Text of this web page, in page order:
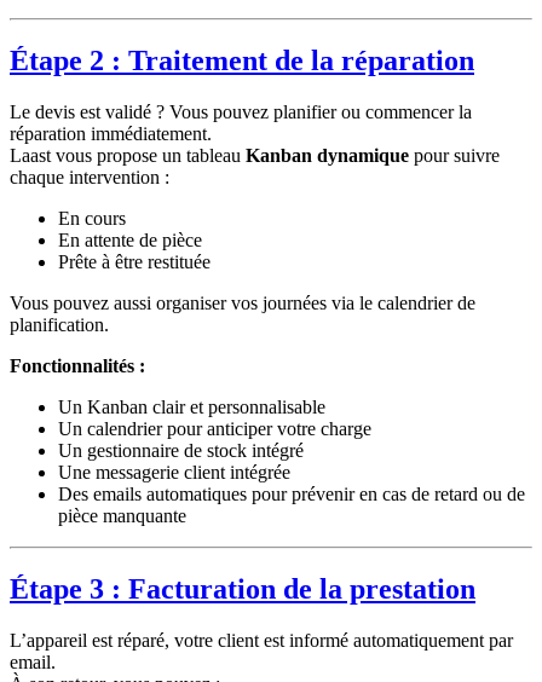
Étape 2 : Traitement de la réparation
Le devis est validé ? Vous pouvez planifier ou commencer la
réparation immédiatement.
Laast vous propose un tableau Kanban dynamique pour suivre
chaque intervention :
En cours
En attente de pièce
Prête à être restituée
Vous pouvez aussi organiser vos journées via le calendrier de
planification.
Fonctionnalités :
Un Kanban clair et personnalisable
Un calendrier pour anticiper votre charge
Un gestionnaire de stock intégré
Une messagerie client intégrée
Des emails automatiques pour prévenir en cas de retard ou de
pièce manquante
Étape 3 : Facturation de la prestation
L’appareil est réparé, votre client est informé automatiquement par
email.